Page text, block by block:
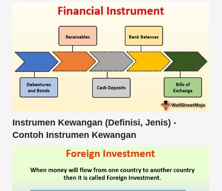
Instrumen Kewangan (Definisi, Jenis) -
Contoh Instrumen Kewangan